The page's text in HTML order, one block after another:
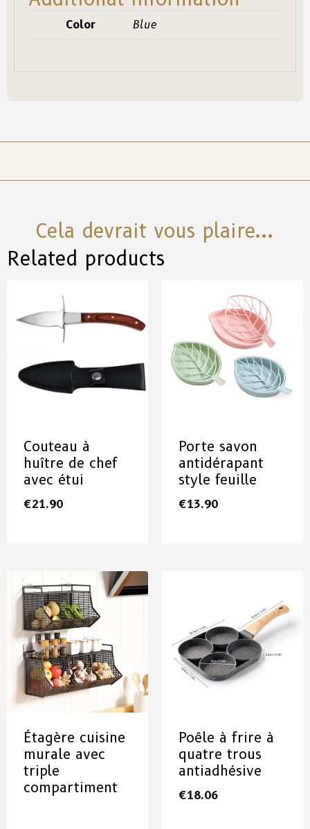
Color Blue
Cela devrait vous plaire...
Related products
Couteau à
huître de chef
avec étui
€21.90
Porte savon
antidérapant
style feuille
€13.90
Étagère cuisine
murale avec
triple
compartiment
Poêle à frire à
quatre trous
antiadhésive
€18.06